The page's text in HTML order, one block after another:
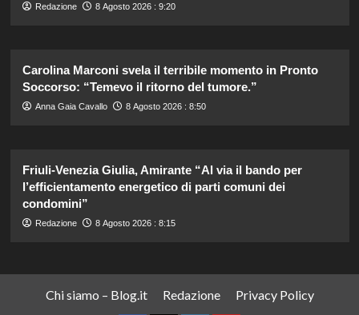
Redazione 8 Agosto 2026 : 9:20
Carolina Marconi svela il terribile momento in Pronto
Soccorso: “Temevo il ritorno del tumore.”
Anna Gaia Cavallo 8 Agosto 2026 : 8:50
Friuli-Venezia Giulia, Amirante “Al via il bando per
l’efficientamento energetico di parti comuni dei
condomini”
Redazione 8 Agosto 2026 : 8:15
Chi siamo – Blog.it Redazione Privacy Policy